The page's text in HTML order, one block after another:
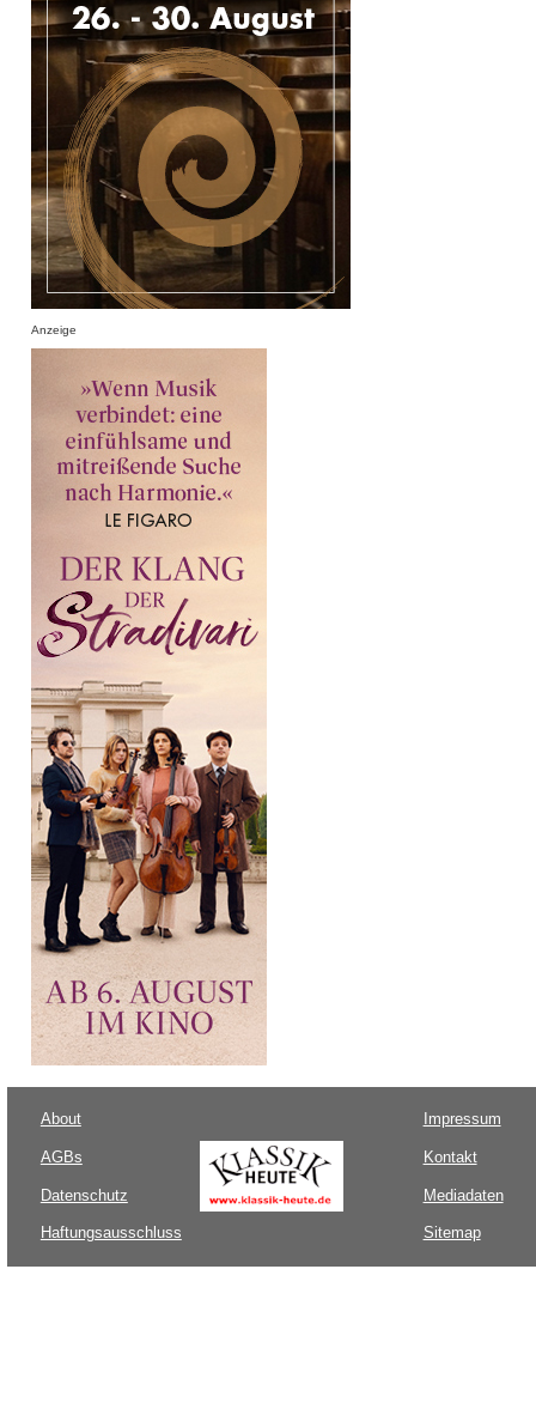
Anzeige
About
AGBs
Datenschutz
Haftungsausschluss
Impressum
Kontakt
Mediadaten
Sitemap